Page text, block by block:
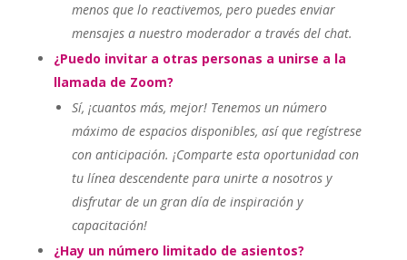
menos que lo reactivemos, pero puedes enviar
mensajes a nuestro moderador a través del chat.
¿Puedo invitar a otras personas a unirse a la
llamada de Zoom?
Sí, ¡cuantos más, mejor! Tenemos un número
máximo de espacios disponibles, así que regístrese
con anticipación. ¡Comparte esta oportunidad con
tu línea descendente para unirte a nosotros y
disfrutar de un gran día de inspiración y
capacitación!
¿Hay un número limitado de asientos?